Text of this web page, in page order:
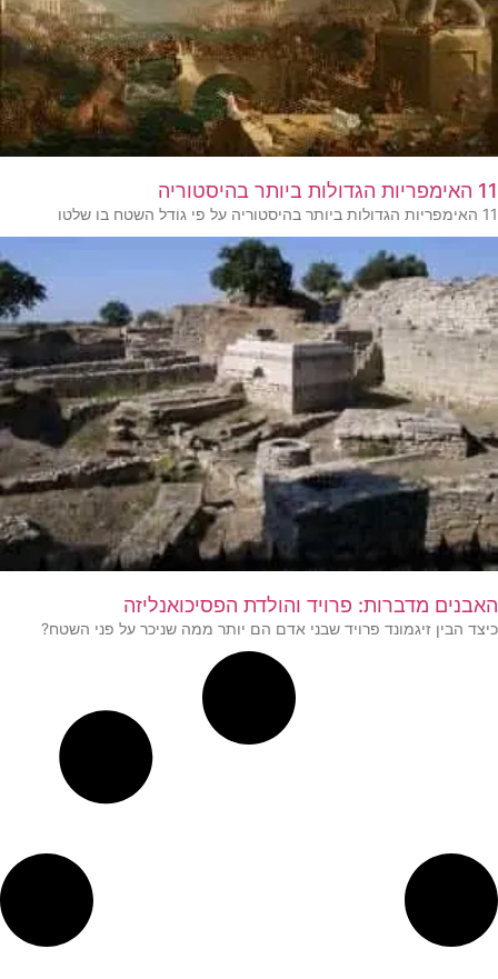
11 האימפריות הגדולות ביותר בהיסטוריה
11 האימפריות הגדולות ביותר בהיסטוריה על פי גודל השטח בו שלטו
האבנים מדברות: פרויד והולדת הפסיכואנליזה
כיצד הבין זיגמונד פרויד שבני אדם הם יותר ממה שניכר על פני השטח?